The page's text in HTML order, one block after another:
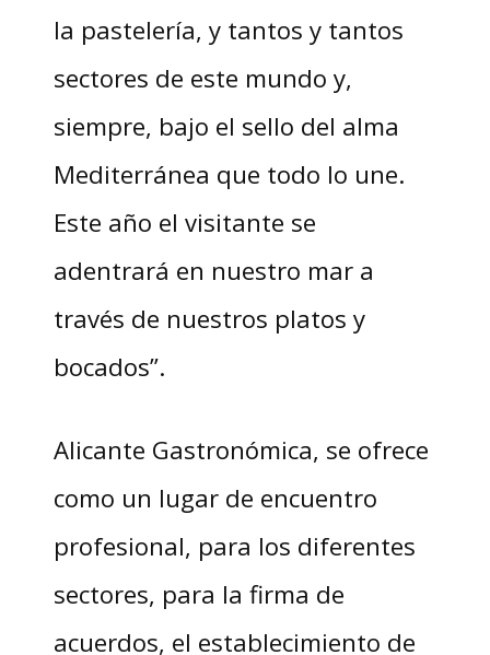
la pastelería, y tantos y tantos
sectores de este mundo y,
siempre, bajo el sello del alma
Mediterránea que todo lo une.
Este año el visitante se
adentrará en nuestro mar a
través de nuestros platos y
bocados”.
Alicante Gastronómica, se ofrece
como un lugar de encuentro
profesional, para los diferentes
sectores, para la firma de
acuerdos, el establecimiento de